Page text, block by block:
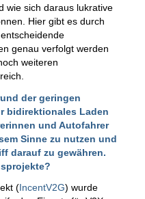
wie sich daraus lukrative
Hier gibt es durch
genau verfolgt werden
weiteren
der geringen
bidirektionales Laden
und Autofahrer
Sinne zu nutzen und
darauf zu gewähren.
(IncentV2G) wurde